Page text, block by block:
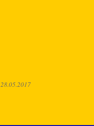
28.05.2017